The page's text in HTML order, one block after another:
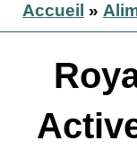
Accueil »